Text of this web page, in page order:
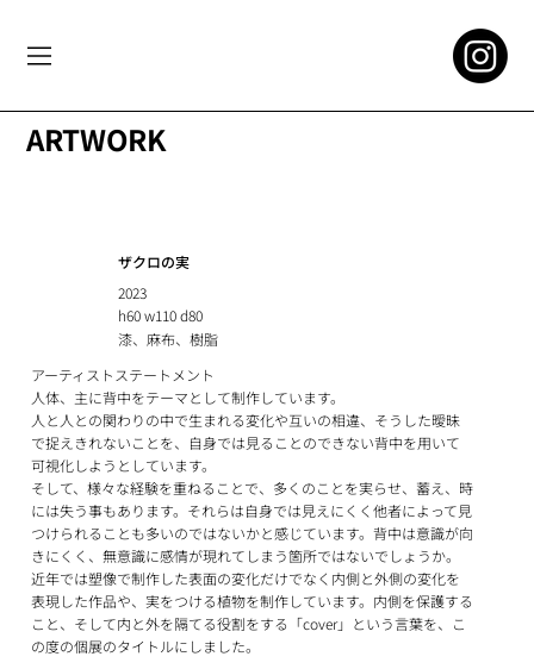
ザクロの実
2023
h60 w110 d80
漆、麻布、樹脂
アーティストステートメント
人体、主に背中をテーマとして制作しています。
人と人との関わりの中で生まれる変化や互いの相違、そうした曖昧
で捉えきれないことを、自身では見ることのできない背中を用いて
可視化しようとしています。
そして、様々な経験を重ねることで、多くのことを実らせ、蓄え、時
には失う事もあります。それらは自身では見えにくく他者によって見
つけられることも多いのではないかと感じています。背中は意識が向
きにくく、無意識に感情が現れてしまう箇所ではないでしょうか。
近年では塑像で制作した表面の変化だけでなく内側と外側の変化を
表現した作品や、実をつける植物を制作しています。内側を保護する
こと、そして内と外を隔てる役割をする「cover」という言葉を、こ
の度の個展のタイトルにしました。
ARTWORK